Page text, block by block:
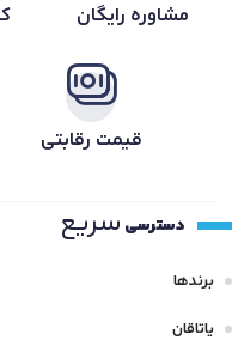
مشاوره رایگان
قیمت رقابتی
دسترسی سریع
برندها
یاتاقان